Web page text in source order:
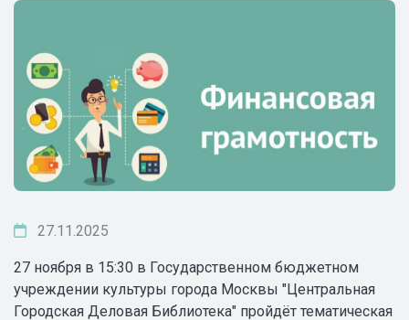
27.11.2025
27 ноября в 15:30 в Государственном бюджетном
учреждении культуры города Москвы "Центральная
Городская Деловая Библиотека" пройдёт тематическая